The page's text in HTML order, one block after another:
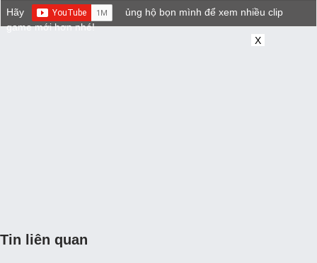
Hãy
ủng hộ bọn mình để xem nhiều clip
game mới hơn nhé!
X
Tin liên quan